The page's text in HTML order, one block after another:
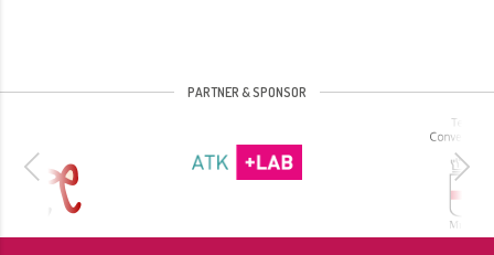
PARTNER & SPONSOR